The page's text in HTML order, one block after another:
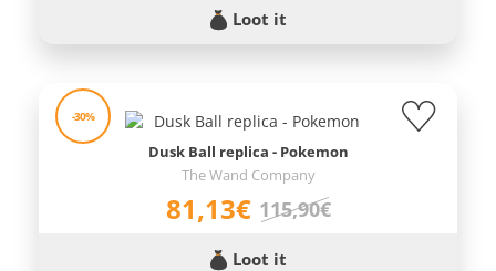
Loot it
-30%
Dusk Ball replica - Pokemon
The Wand Company
81,13€ 115,90€
Loot it